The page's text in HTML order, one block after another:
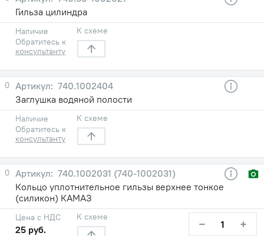
Гильза цилиндра
Наличие
Обратитесь к
консультанту
К схеме
0
740.1002404
Заглушка водяной полости
Наличие
Обратитесь к
консультанту
К схеме
0
740.1002031 (740-1002031)
Кольцо уплотнительное гильзы верхнее тонкое
(силикон) КАМАЗ
Цена с НДС
25 руб.
К схеме − +